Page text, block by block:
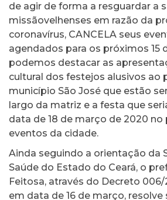
de agir de forma a resguardar a
missãovelhenses em razão da
coronavírus, CANCELA seus
agendados para os próximos 15
podemos destacar as
cultural dos festejos alusivos ao
município São José que estão
largo da matriz e a festa que
data de 18 de março de 2020 no
eventos da cidade.
Ainda seguindo a orientação da
Saúde do Estado do Ceará, o
Feitosa, através do Decreto
em data de 16 de março, resolve